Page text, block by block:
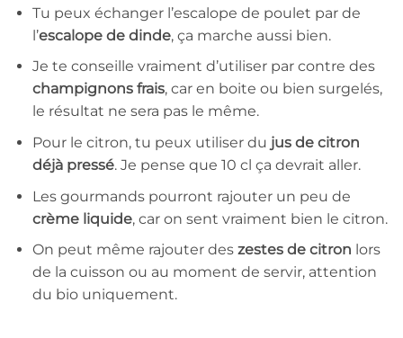
Tu peux échanger l’escalope de poulet par de
l’escalope de dinde, ça marche aussi bien.
Je te conseille vraiment d’utiliser par contre des
champignons frais, car en boite ou bien surgelés,
le résultat ne sera pas le même.
Pour le citron, tu peux utiliser du jus de citron
déjà pressé. Je pense que 10 cl ça devrait aller.
Les gourmands pourront rajouter un peu de
crème liquide, car on sent vraiment bien le citron.
On peut même rajouter des zestes de citron lors
de la cuisson ou au moment de servir, attention
du bio uniquement.